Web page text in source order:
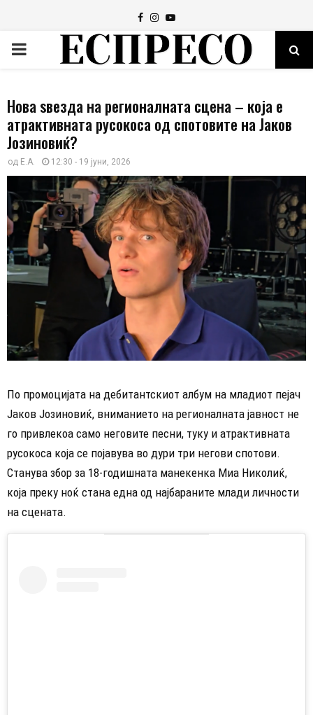
Facebook
Instagram
Youtube
PRIMARY
Нова ѕвезда на регионалната сцена – која е
атрактивната русокоса од спотовите на Јаков
Јозиновиќ?
од E.A. 12:30 - 19 јуни, 2026
По промоцијата на дебитантскиот албум на младиот пејач
Јаков Јозиновиќ, вниманието на регионалната јавност не
го привлекоа само неговите песни, туку и атрактивната
русокоса која се појавува во дури три негови спотови.
Станува збор за 18-годишната манекенка Миа Николиќ,
која преку ноќ стана една од најбараните млади личности
на сцената.